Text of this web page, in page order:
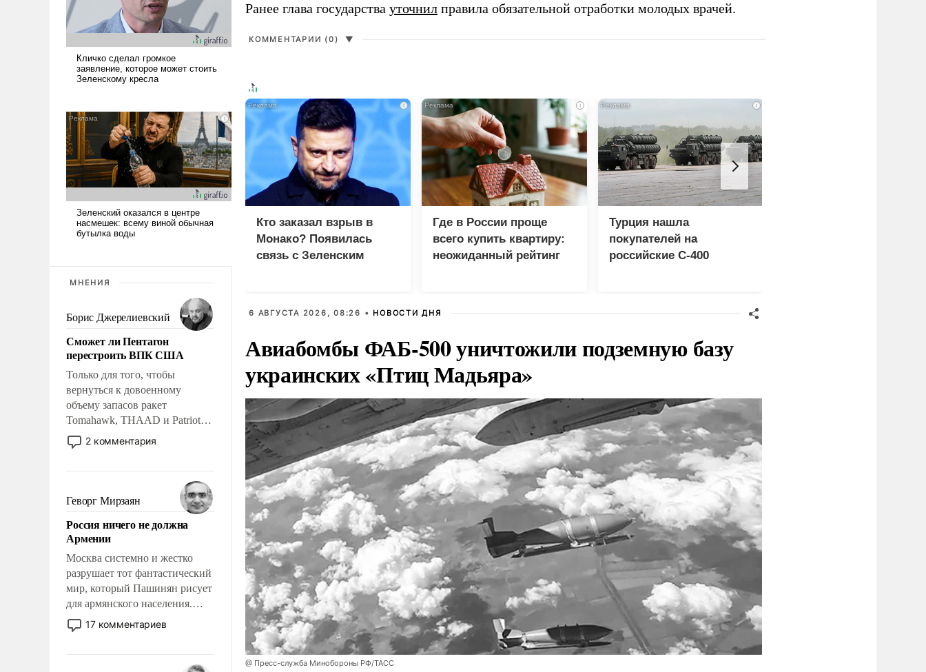
МНЕНИЯ
Борис Джерелиевский
Сможет ли Пентагон
перестроить ВПК США
Только для того, чтобы
вернуться к довоенному
объему запасов ракет
Tomahawk, THAAD и Patriot
США потребуется более трех
лет. Даже небольшая война с
Сложившаяся ситуация
означает многолетний период
уязвимости США, например,
перед Китаем.
2 комментария
Геворг Мирзаян
Россия ничего не должна
Армении
Москва системно и жестко
разрушает тот фантастический
мир, который Пашинян рисует
для армянского населения.
Мир, где политические
прожекты будут безусловно
17 комментариев
Ранее глава государства уточнил правила обязательной отработки молодых врачей.
КОММЕНТАРИИ (0) ▼
i
Кто заказал взрыв в
Монако? Появилась
связь с Зеленским
i
Где в России проще
всего купить квартиру:
неожиданный рейтинг
i
Турция нашла
покупателей на
российские C-400
6 АВГУСТА 2026, 08:26 • НОВОСТИ ДНЯ
Авиабомбы ФАБ-500 уничтожили подземную базу
украинских «Птиц Мадьяра»
@ Пресс-служба Минобороны РФ/ТАСС